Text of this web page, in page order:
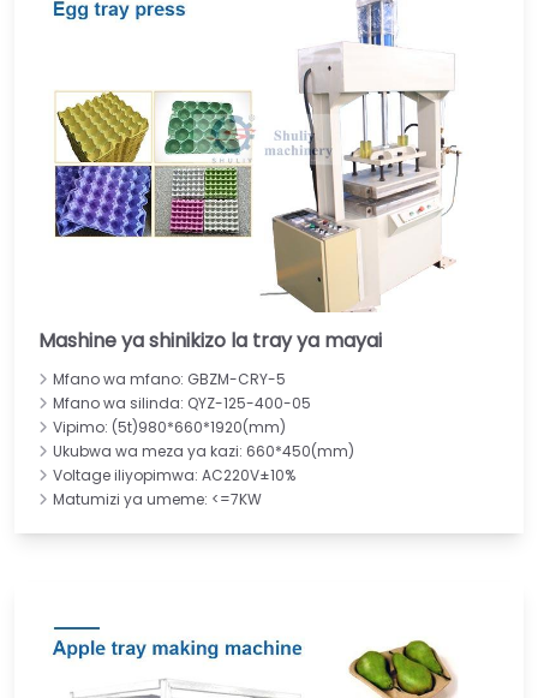
Mashine ya shinikizo la tray ya mayai
Mfano wa mfano: GBZM-CRY-5
Mfano wa silinda: QYZ-125-400-05
Vipimo: (5t)980*660*1920(mm)
Ukubwa wa meza ya kazi: 660*450(mm)
Voltage iliyopimwa: AC220V±10%
Matumizi ya umeme: <=7KW